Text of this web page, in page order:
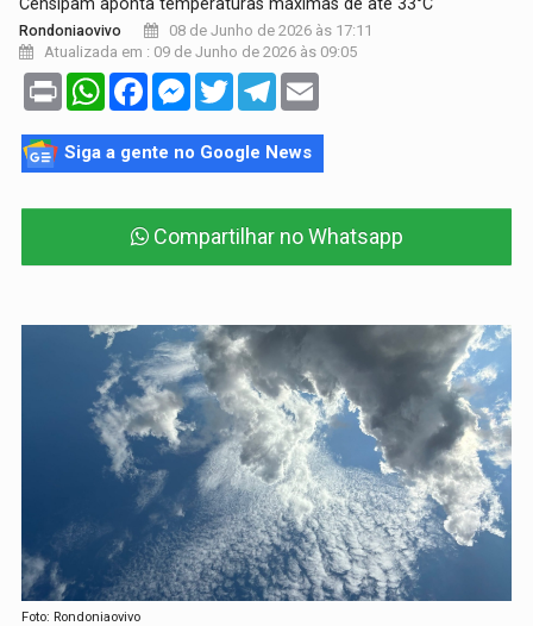
Censipam aponta temperaturas máximas de até 33°C
Rondoniaovivo
08 de Junho de 2026 às 17:11
Atualizada em : 09 de Junho de 2026 às 09:05
Print WhatsAppFacebookMessenger
TwitterTelegram
Siga a gente no Google News
Compartilhar no Whatsapp
Foto: Rondoniaovivo